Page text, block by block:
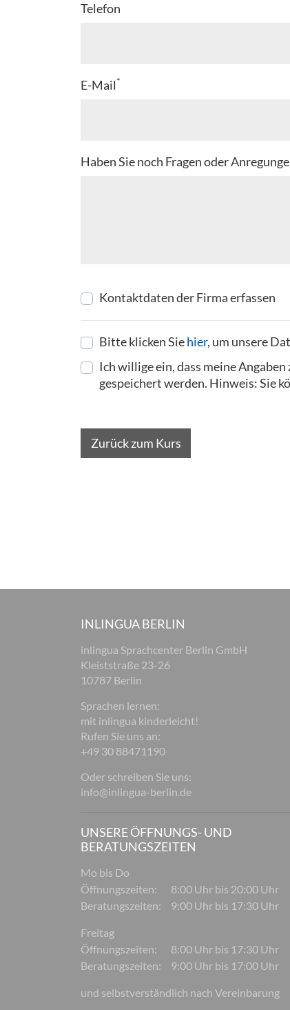
Telefon
E-Mail*
Haben Sie noch Fragen oder
Kontaktdaten der Firma erfassen
Bitte klicken Siehier, um unsere
Ich willige ein, dass meine
gespeichert werden. Hinweis: Sie
Zurück zum Kurs
INLINGUA BERLIN
inlingua Sprachcenter Berlin GmbH
Kleiststraße 23-26
10787 Berlin
Sprachen lernen:
mit inlingua kinderleicht!
Rufen Sie uns an:
+49 30 88471190
Oder schreiben Sie uns:
info@inlingua-berlin.de
UNSERE ÖFFNUNGS- UND
BERATUNGSZEITEN
Mo bis Do
Öffnungszeiten:
8:00 Uhr bis 20:00 Uhr
Beratungszeiten:
9:00 Uhr bis 17:30 Uhr
Freitag
Öffnungszeiten:
8:00 Uhr bis 17:30 Uhr
Beratungszeiten:
9:00 Uhr bis 17:00 Uhr
und selbstverständlich nach Vereinbarung